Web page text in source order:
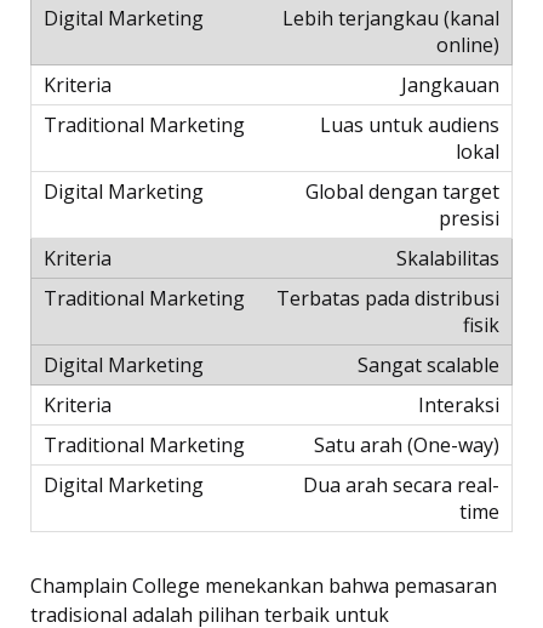
Lebih terjangkau (kanal
online)
Jangkauan
Luas untuk audiens
lokal
Global dengan target
presisi
Skalabilitas
Terbatas pada distribusi
fisik
Sangat scalable
Interaksi
Satu arah (One-way)
Dua arah secara real-
time
Champlain College menekankan bahwa pemasaran
tradisional adalah pilihan terbaik untuk